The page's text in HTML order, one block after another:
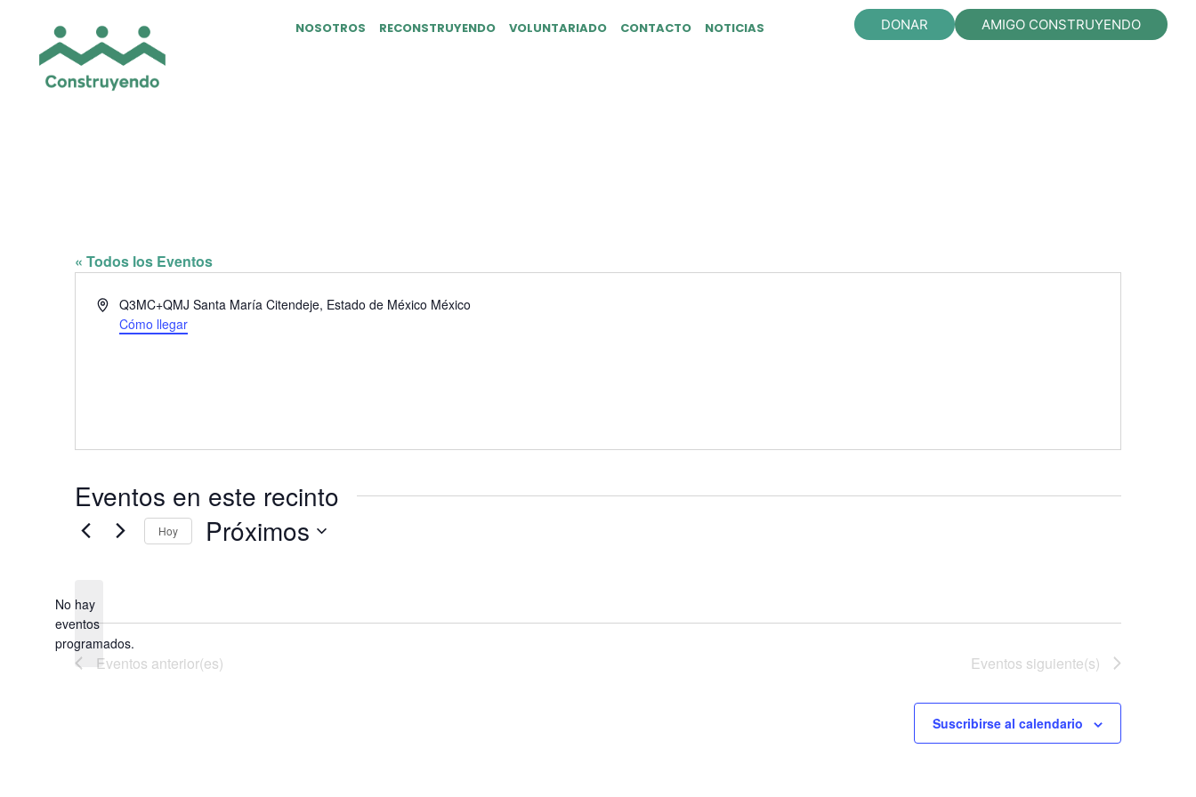
NOSOTROS RECONSTRUYENDO VOLUNTARIADO CONTACTO NOTICIAS DONAR AMIGO CONSTRUYENDO
« Todos los Eventos
Dirección
Q3MC+QMJ Santa María Citendeje, Estado de México México
Cómo llegar
Eventos en este recinto
Aviso
No hay
eventos
programados.
Hoy Próximos
Eventos anterior(es) Eventos siguiente(s)
Suscribirse al calendario